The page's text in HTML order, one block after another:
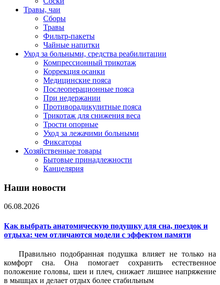
Травы, чаи
Сборы
Травы
Фильтр-пакеты
Чайные напитки
Уход за больными, средства реабилитации
Компрессионный трикотаж
Коррекция осанки
Медицинские пояса
Послеоперационные пояса
При недержании
Противорадикулитные пояса
Трикотаж для снижения веса
Трости опорные
Уход за лежачими больными
Фиксаторы
Хозяйственные товары
Бытовые принадлежности
Канцелярия
Наши новости
06.08.2026
Как выбрать анатомическую подушку для сна, поездок и
отдыха: чем отличаются модели с эффектом памяти
Правильно подобранная подушка влияет не только на
комфорт сна. Она помогает сохранить естественное
положение головы, шеи и плеч, снижает лишнее напряжение
в мышцах и делает отдых более стабильным